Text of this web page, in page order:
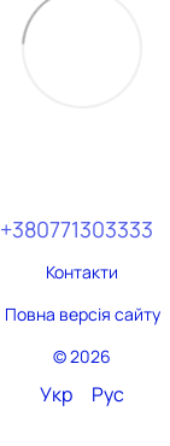
+380771303333
Контакти
Повна версія сайту
© 2026
Укр Рус